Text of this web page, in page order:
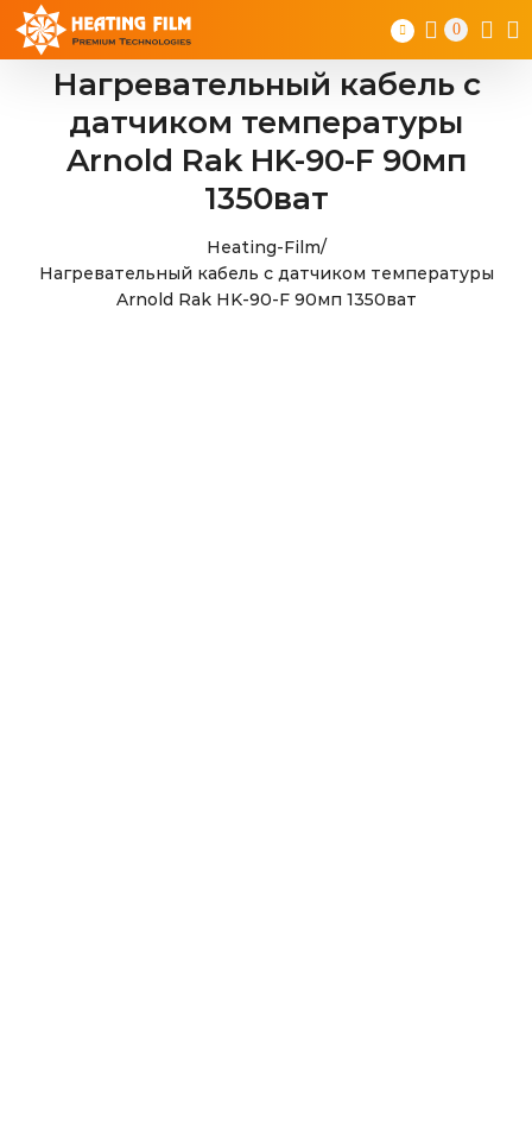
Skip
content
0
Нагревательный кабель с
датчиком температуры
Arnold Rak HK-90-F 90мп
1350ват
Heating-Film/
Нагревательный кабель с датчиком температуры
Arnold Rak HK-90-F 90мп 1350ват